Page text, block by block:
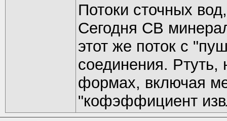
Потоки сточных
Сегодня СВ
этот же поток с
соединения.
формах, включая
"кофэффициент